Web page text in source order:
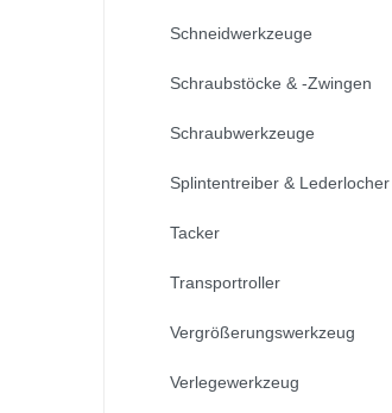
Schneidwerkzeuge
Schraubstöcke & -Zwingen
Schraubwerkzeuge
Splintentreiber & Lederlocher
Tacker
Transportroller
Vergrößerungswerkzeug
Verlegewerkzeug